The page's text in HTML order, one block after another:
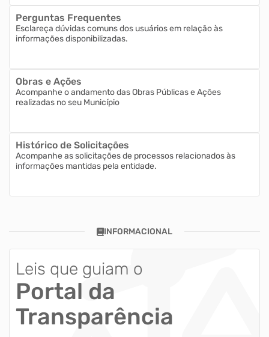
Perguntas Frequentes
Esclareça dúvidas comuns dos usuários em relação às
informações disponibilizadas.
Obras e Ações
Acompanhe o andamento das Obras Públicas e Ações
realizadas no seu Município
Histórico de Solicitações
Acompanhe as solicitações de processos relacionados às
informações mantidas pela entidade.
INFORMACIONAL
Leis que guiam o
Portal da
Transparência